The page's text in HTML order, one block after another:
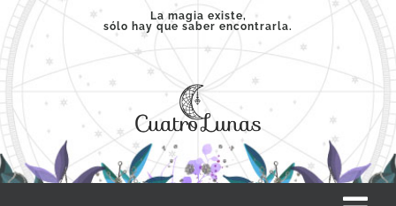
Saltar
contenido
La magia existe,
sólo hay que saber encontrarla.